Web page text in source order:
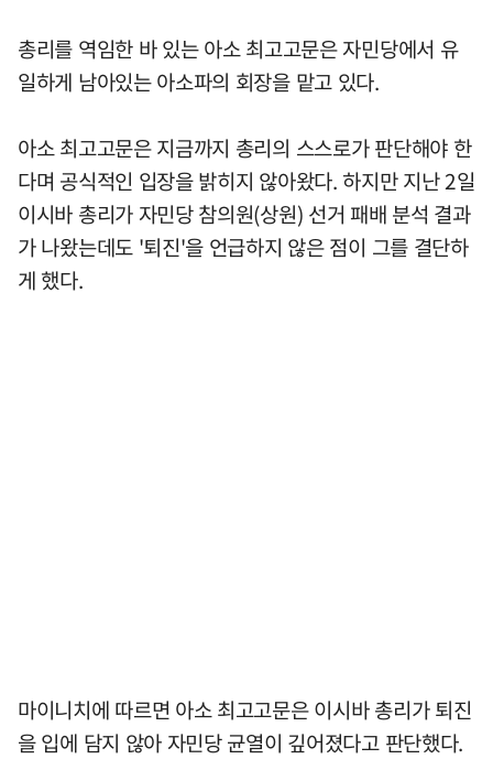
총리를 역임한 바 있는 아소 최고고문은 자민당에서 유
일하게 남아있는 아소파의 회장을 맡고 있다.
아소 최고고문은 지금까지 총리의 스스로가 판단해야 한
다며 공식적인 입장을 밝히지 않아왔다. 하지만 지난 2일
이시바 총리가 자민당 참의원(상원) 선거 패배 분석 결과
가 나왔는데도 '퇴진'을 언급하지 않은 점이 그를 결단하
게 했다.
마이니치에 따르면 아소 최고고문은 이시바 총리가 퇴진
을 입에 담지 않아 자민당 균열이 깊어졌다고 판단했다.